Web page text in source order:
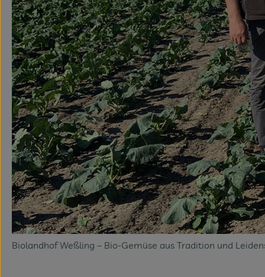
Biolandhof Weßling – Bio-Gemüse aus Tradition und